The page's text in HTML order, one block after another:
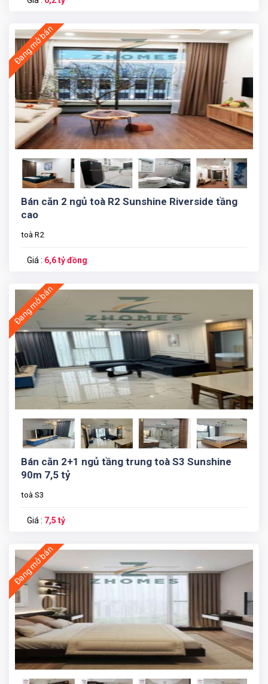
Đang mở bán
Bán căn 2 ngủ toà R2 Sunshine Riverside tầng
cao
toà R2
Giá : 6,6 tỷ đồng
Đang mở bán
Bán căn 2+1 ngủ tầng trung toà S3 Sunshine
90m 7,5 tỷ
toà S3
Giá : 7,5 tỷ
Đang mở bán